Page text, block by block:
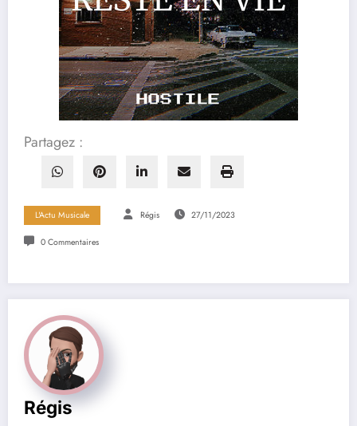
Partagez :
L'Actu Musicale Régis 27/11/2023
0 Commentaires
Régis